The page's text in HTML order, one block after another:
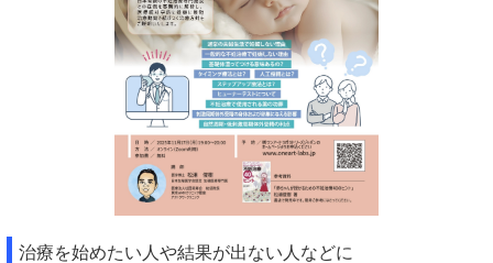
治療を始めたい人や結果が出ない人などに